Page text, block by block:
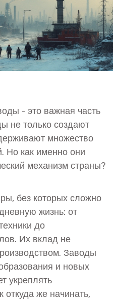
- это важная часть
не только создают
множество
Но как именно они
механизм страны?
без которых сложно
жизнь: от
до
Их вклад не
Заводы
и новых
укреплять
же начинать,